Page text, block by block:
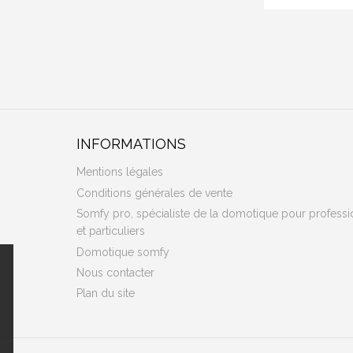
INFORMATIONS
Mentions légales
Conditions générales de vente
Somfy pro, spécialiste de la domotique pour
et particuliers
Domotique somfy
Nous contacter
Plan du site